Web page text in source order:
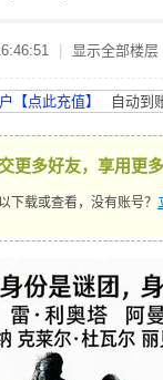
显示全部楼层
【点此充值】 自动到
更多好友，享用更
下载或查看，没有账号？